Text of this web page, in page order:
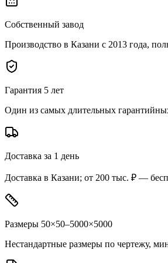
Собственный завод
Производство в Казани с 2013 года,
Гарантия 5 лет
Один из самых длительных
Доставка за 1 день
Доставка в Казани; от 200 тыс. ₽ —
Размеры 50×50–5000×5000
Нестандартные размеры по чертежу,